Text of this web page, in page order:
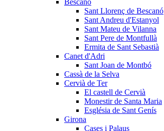
Bescanó
Sant Llorenç de Bescanó
Sant Andreu d'Estanyol
Sant Mateu de Vilanna
Sant Pere de Montfullà
Ermita de Sant Sebastià
Canet d'Adri
Sant Joan de Montbó
Cassà de la Selva
Cervià de Ter
El castell de Cervià
Monestir de Santa Maria
Església de Sant Genís
Girona
Cases i Palaus